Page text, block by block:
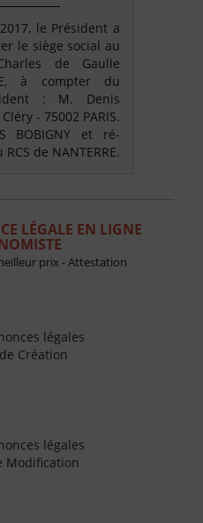
le Président a
le siège social au
de Gaulle
à compter du
: M. Denis
- 75002 PARIS.
BOBIGNY et ré-
de NANTERRE.
LÉGALE EN LIGNE
prix - Attestation
légales
de Création
légales
Modification